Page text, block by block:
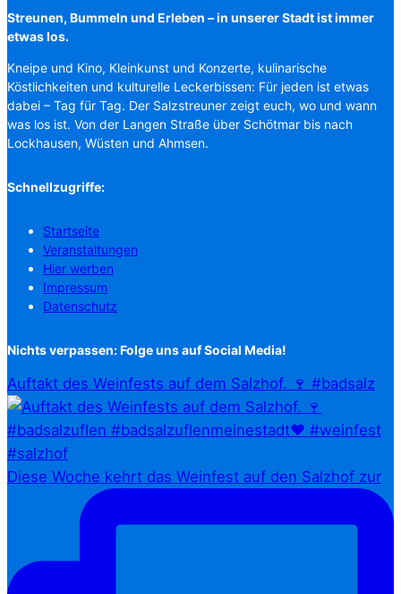
Streunen, Bummeln und Erleben – in unserer Stadt ist immer
etwas los.
Kneipe und Kino, Kleinkunst und Konzerte, kulinarische
Köstlichkeiten und kulturelle Leckerbissen: Für jeden ist etwas
dabei – Tag für Tag. Der Salzstreuner zeigt euch, wo und wann
was los ist. Von der Langen Straße über Schötmar bis nach
Lockhausen, Wüsten und Ahmsen.
Schnellzugriffe:
Startseite
Veranstaltungen
Hier werben
Impressum
Datenschutz
Nichts verpassen: Folge uns auf Social Media!
Auftakt des Weinfests auf dem Salzhof. 🍷 #badsalz
Diese Woche kehrt das Weinfest auf den Salzhof zur